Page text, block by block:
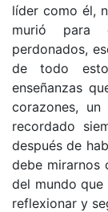
líder como él,
murió para
perdonados,
de todo
enseñanzas
corazones,
recordado
después de
debe mirarnos
del mundo
reflexionar y